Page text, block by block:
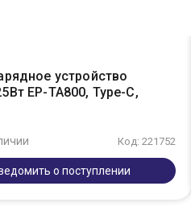
устройство
EP-TA800, Type-C,
Код: 221752
о поступлении